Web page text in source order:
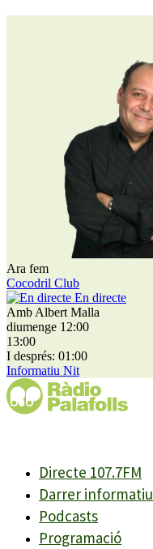
Ara fem
Cocodril Club
En directe
Amb Albert Malla
diumenge 12:00
13:00
I després: 01:00
Informatiu Nit
Directe 107.7FM
Darrer informatiu
Podcasts
Programació